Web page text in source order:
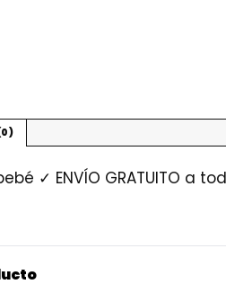
✓ ENVÍO GRATUITO a